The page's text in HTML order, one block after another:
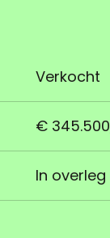
Verkocht
€
In overleg